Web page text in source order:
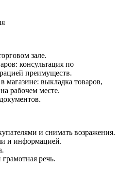
зале.
консультация по
преимуществ.
магазине: выкладка товаров,
рабочем месте.
и снимать возражения.
и информацией.
речь.